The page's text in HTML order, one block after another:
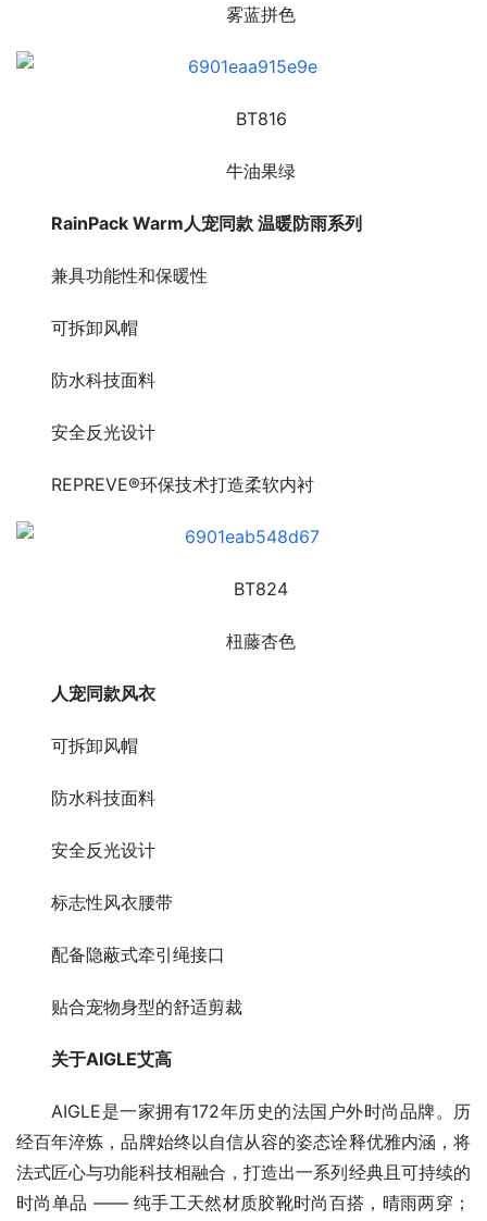
雾蓝拼色
BT816
牛油果绿
RainPack Warm人宠同款 温暖防雨系列
兼具功能性和保暖性
可拆卸风帽
防水科技面料
安全反光设计
REPREVE®环保技术打造柔软内衬
BT824
杻藤杏色
人宠同款风衣
可拆卸风帽
防水科技面料
安全反光设计
标志性风衣腰带
配备隐蔽式牵引绳接口
贴合宠物身型的舒适剪裁
关于AIGLE艾高
AIGLE是一家拥有172年历史的法国户外时尚品牌。历
经百年淬炼，品牌始终以自信从容的姿态诠释优雅内涵，将
法式匠心与功能科技相融合，打造出一系列经典且可持续的
时尚单品 —— 纯手工天然材质胶靴时尚百搭，晴雨两穿；